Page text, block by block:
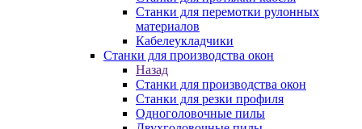
Станки для перемотки рулонных
материалов
Кабелеукладчики
Станки для производства окон
Назад
Станки для производства окон
Станки для резки профиля
Одноголовочные пилы